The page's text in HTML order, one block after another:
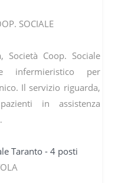
SOCIALE
Società Coop. Sociale
infermieristico per
Il servizio riguarda,
in assistenza
Taranto - 4 posti